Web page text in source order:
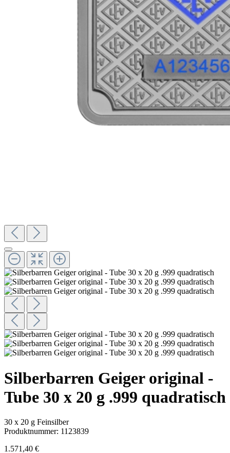
Silberbarren Geiger original -
Tube 30 x 20 g .999 quadratisch
30 x 20 g Feinsilber
Produktnummer: 1123839
1.571,40 €